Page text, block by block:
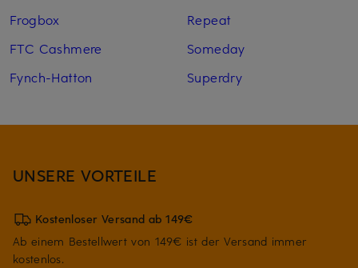
Frogbox
FTC Cashmere
Fynch-Hatton
Repeat
Someday
Superdry
UNSERE VORTEILE
Kostenloser Versand ab 149€
Ab einem Bestellwert von 149€ ist der Versand immer
kostenlos.